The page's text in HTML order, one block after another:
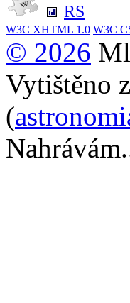
RS
W3C XHTML 1.0 W3C
© 2026
Vytištěno
(